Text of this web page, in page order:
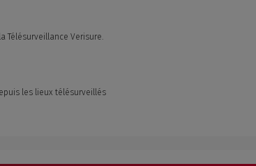
Verisure.
les lieux télésurveillés